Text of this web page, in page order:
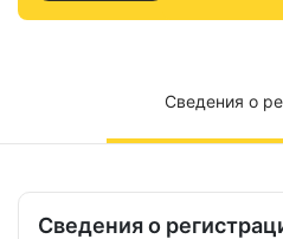
Сведения о
Сведения о